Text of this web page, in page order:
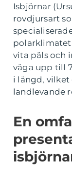
Isbjörnar
rovdjursart
polarklimatet
vita päls och
väga upp till
i längd,
landlevande
En